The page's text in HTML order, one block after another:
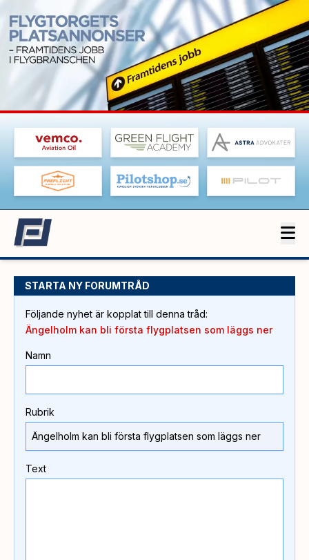
STARTA NY FORUMTRÅD
Följande nyhet är kopplat till denna tråd:
Ängelholm kan bli första flygplatsen som läggs ner
Namn
Rubrik
Text